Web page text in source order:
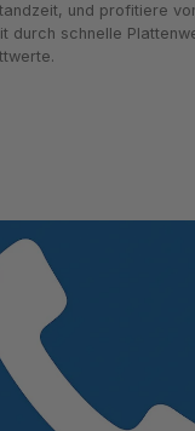
und profitiere
durch schnelle